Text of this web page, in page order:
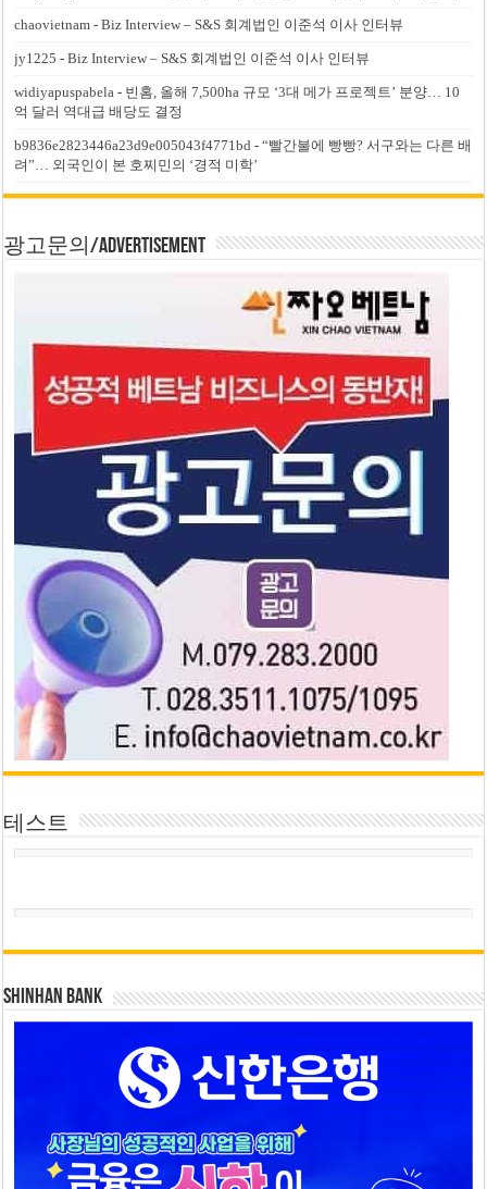
chaovietnam -Biz Interview – S&S 회계법인 이준석 이사 인터뷰
jy1225 -Biz Interview – S&S 회계법인 이준석 이사 인터뷰
widiyapuspabela - 빈홈, 올해 7,500ha 규모 ‘3대 메가 프로젝트’ 분양… 10
억 달러 역대급 배당도 결정
b9836e2823446a23d9e005043f4771bd -“빨간불에 빵빵? 서구와는 다른 배
려”… 외국인이 본 호찌민의 ‘경적 미학’
광고문의/Advertisement
테스트
SHINHAN BANK